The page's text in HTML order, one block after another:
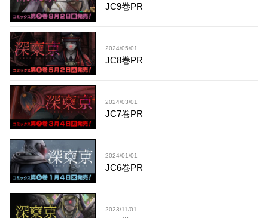
JC9巻PR
2024/05/01
JC8巻PR
2024/03/01
JC7巻PR
2024/01/01
JC6巻PR
2023/11/01